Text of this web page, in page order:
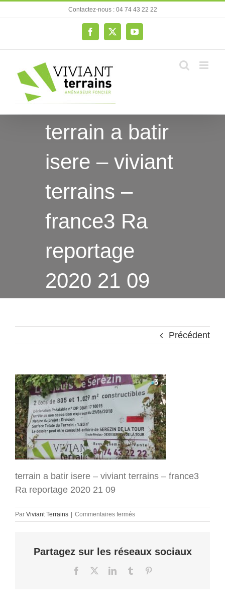
au
Contactez-nous : 04 74 43 22 22
Facebook
X YouTube
terrain a batir
isere – viviant
terrains –
france3 Ra
reportage
2020 21 09
Précédent
terrain a batir isere – viviant terrains – france3
Ra reportage 2020 21 09
Par Viviant Terrains Commentaires ferméssur
terrain
isere
viviant
Partagez sur les réseaux sociaux
Facebook LinkedInTumblr